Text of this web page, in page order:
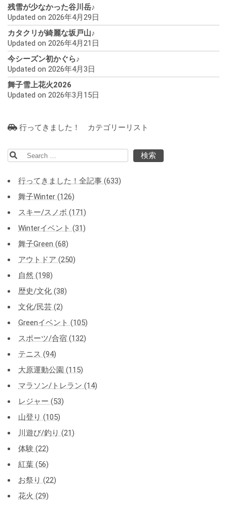
残雪が少なかった谷川岳♪
Updated on 2026年4月29日
カタクリが綺麗な坂戸山♪
Updated on 2026年4月21日
今シーズン初かぐら♪
Updated on 2026年4月3日
舞子雪上花火2026
Updated on 2026年3月15日
行ってきました！ カテゴリーリスト
索:
行ってきました！全記事 (633)
舞子Winter (126)
スキー/スノボ (171)
Winterイベント (31)
舞子Green (68)
アウトドア (250)
自然 (198)
歴史/文化 (38)
文化/民芸 (2)
Greenイベント (105)
スポーツ/合宿 (132)
テニス (94)
大原運動公園 (115)
マラソン/トレラン (14)
レジャー (53)
山登り (105)
川遊び/釣り (21)
体験 (22)
紅葉 (56)
お祭り (22)
花火 (29)